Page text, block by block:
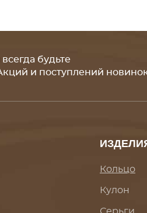
будьте
и поступлений
Кольцо
Кулон